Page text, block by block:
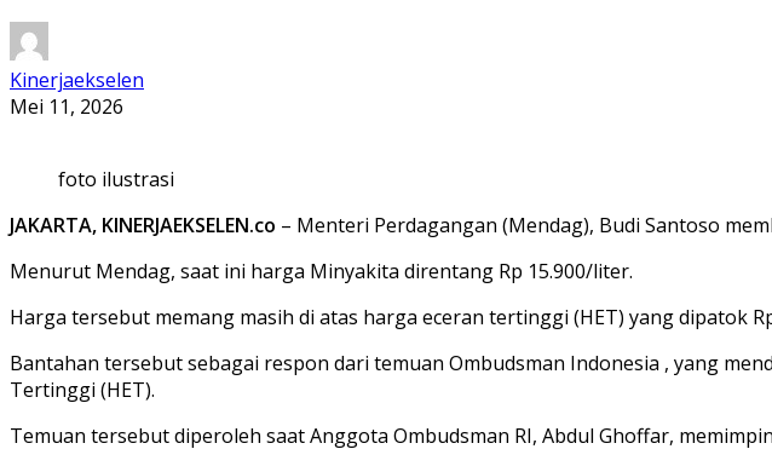
Kinerjaekselen
Mei 11, 2026
foto ilustrasi
JAKARTA, KINERJAEKSELEN.co – Menteri Perdagangan (Mendag), Budi Santoso
Menurut Mendag, saat ini harga Minyakita direntang Rp 15.900/liter.
Harga tersebut memang masih di atas harga eceran tertinggi (HET) yang dipatok
Bantahan tersebut sebagai respon dari temuan Ombudsman Indonesia , yang
Tertinggi (HET).
Temuan tersebut diperoleh saat Anggota Ombudsman RI, Abdul Ghoffar,